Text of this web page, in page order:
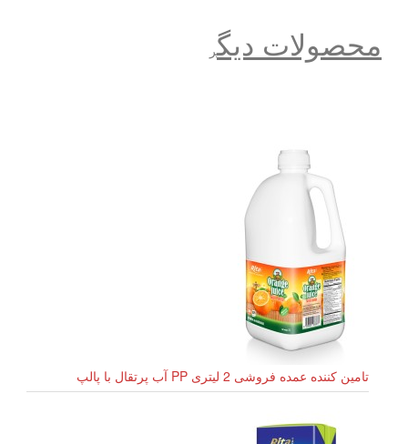
محصولات دیگر
تامین کننده عمده فروشی 2 لیتری PP آب پرتقال با پالپ